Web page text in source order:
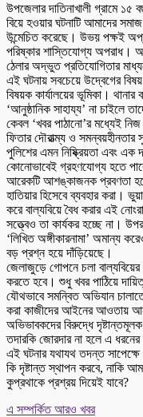
উপজেলার দাতিনাখালী গ্রামে
বিয়ে হওয়ার ঘটনাটি আমাদের
উন্মেচিত করেছে। উভয় পক্ষই
পরিষ্কার শাস্তিযোগ্য অপরাধ।
ঠেলার অদ্ভুত প্রতিযোগিতার
এই ঘটনায় সবচেয়ে উদ্বেগের
বিষয়ক কার্যালয়ের ভূমিকা।
‘আনুষ্ঠানিক সাহায্য’ না চাইলে
কেবল ‘খবর পাঠানো’র মধ্যেই
ফিতার দৌরাত্ম্য ও সমন্বয়হীনতার
পুলিশের এমন নিষ্ক্রিয়তা এবং
কোনোভাবেই গ্রহণযোগ্য হতে
আরেকটি আশঙ্কাজনক প্রবণতা
হাতিয়ার হিসেবে ব্যবহার করা।
করে বাল্যবিয়ে বৈধ করার এই
সত্ত্বেও তা কার্যকর হচ্ছে না।
‘লিখিত অঙ্গীকারনামা’ অমান্য
বড় প্রশ্ন হয়ে দাঁড়িয়েছে।
জেলাজুড়ে গোপনে চলা
করতে হবে। শুধু খবর পাঠিয়ে
যৌথভাবে সমন্বিত অভিযান
করা কাজীদের আইনের আওতায়
অভিভাবকদের বিরুদ্ধে
তদারকি জোরদার না হলে এ
এই ঘটনার যথাযথ তদন্ত
কি দৃষ্টান্ত স্থাপন করবে, নাকি
কুপ্রথাকে প্রশ্রয় দিয়েই যাবে?
এ সম্পর্কিত আরও খবর